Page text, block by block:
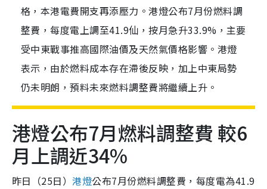
格，本港電費開支再添壓力。港燈公布7月份燃料調
整費，每度電上調至41.9仙，按月急升33.9%，主要
受中東戰事推高國際油價及天然氣價格影響。港燈
表示，由於燃料成本存在滯後反映，加上中東局勢
仍未明朗，預料未來燃料調整費將繼續上升。
港燈公布7月燃料調整費 較6
月上調近34%
昨日（25日）港燈公布7月份燃料調整費，每度電為41.9